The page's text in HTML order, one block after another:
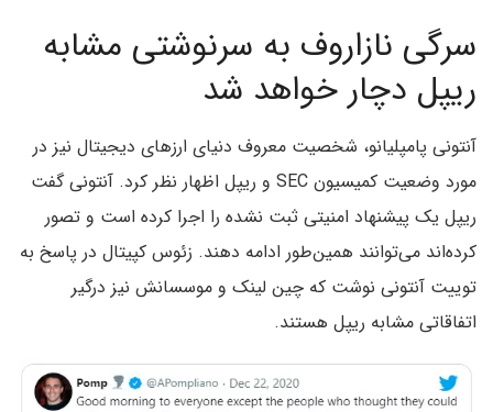
سرگی نازاروف به سرنوشتی مشابه
ریپل دچار خواهد شد
آنتونی پامپلیانو، شخصیت معروف دنیای ارزهای دیجیتال نیز در
مورد وضعیت کمیسیون SEC و ریپل اظهار نظر کرد. آنتونی گفت
ریپل یک پیشنهاد امنیتی ثبت نشده را اجرا کرده است و تصور
کرده‌اند می‌توانند همین‌طور ادامه دهند. زئوس کپیتال در پاسخ به
توییت آنتونی نوشت که چین لینک و موسسانش نیز درگیر
اتفاقاتی مشابه ریپل هستند.